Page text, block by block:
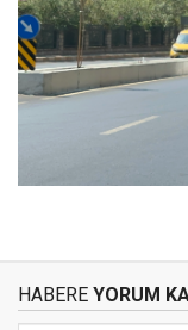
HABERE YORUM